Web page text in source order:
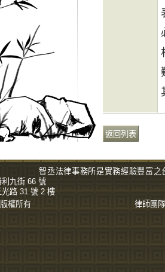
智丞法律事務所是實務經驗豐富之
九街 66 號
路 31 號 2 樓
版權所有 律師團隊